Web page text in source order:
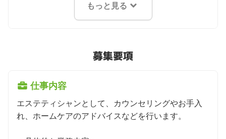
もっと見る
募集要項
仕事内容
エステティシャンとして、カウンセリングやお手入
れ、ホームケアのアドバイスなどを行います。